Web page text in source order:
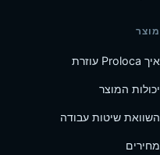
מוצר
איך Proloca עוזרת
יכולות המוצר
השוואת שיטות עבודה
מחירים